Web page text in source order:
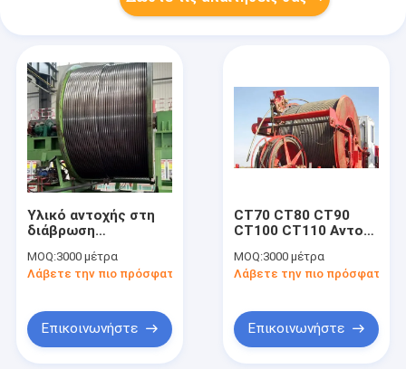
Υλικό αντοχής στη
διάβρωση
σωλήνων 2507 2205
316L 13Cr Ελεύθερη
γεωτρήσεις
πετρελαϊκών
πετρελαίων
MOQ:3000 μέτρα
Λάβετε την πιο πρόσφατη τιμή
Επικοινωνήστε
CT70 CT80 CT90
CT100 CT110 Αντοχή
τυλιγμένα σωλήνες
API 5ST για
πετρελαϊκών
πεδίων
MOQ:3000 μέτρα
Λάβετε την πιο πρόσφατη
Επικοινωνήστε